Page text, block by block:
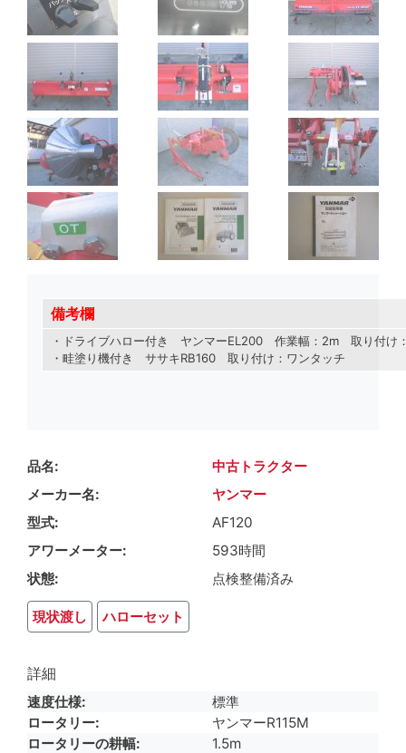
備考欄
・ドライブハロー付き ヤンマーEL200 作業幅：2m 取り付け
・畦塗り機付き ササキRB160 取り付け：ワンタッチ
品名
中古トラクター
メーカー名
ヤンマー
型式
AF120
アワーメーター
593時間
状態
点検整備済み
現状渡し ハローセット
詳細
速度仕様
標準
ロータリー
ヤンマーR115M
ロータリーの耕幅
1.5m